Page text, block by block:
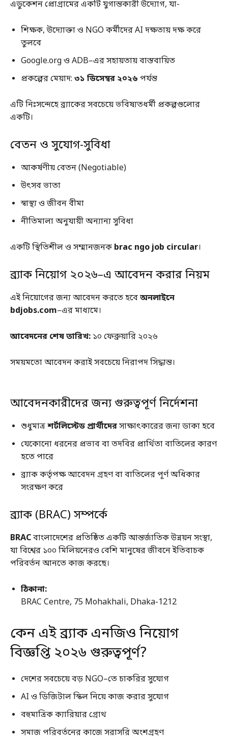
এডুকেশন প্রোগ্রামের একটি যুগান্তকারী উদ্যোগ, যা-
শিক্ষক, উদ্যোক্তা ও NGO কর্মীদের AI দক্ষতায় দক্ষ করে
তুলবে
Google.org ও ADB–এর সহায়তায় বাস্তবায়িত
প্রকল্পের মেয়াদ: ৩১ ডিসেম্বর ২০২৬ পর্যন্ত
এটি নিঃসন্দেহে ব্র্যাকের সবচেয়ে ভবিষ্যতধর্মী প্রকল্পগুলোর
একটি।
বেতন ও সুযোগ-সুবিধা
আকর্ষণীয় বেতন (Negotiable)
উৎসব ভাতা
স্বাস্থ্য ও জীবন বীমা
নীতিমালা অনুযায়ী অন্যান্য সুবিধা
একটি স্থিতিশীল ও সম্মানজনক brac ngo job circular।
ব্র্যাক নিয়োগ ২০২৬–এ আবেদন করার নিয়ম
এই নিয়োগের জন্য আবেদন করতে হবেঅনলাইনে
bdjobs.com–এর মাধ্যমে।
আবেদনের শেষ তারিখ: ১০ ফেব্রুয়ারি ২০২৬
সময়মতো আবেদন করাই সবচেয়ে নিরাপদ সিদ্ধান্ত।
আবেদনকারীদের জন্য গুরুত্বপূর্ণ নির্দেশনা
শুধুমাত্রশর্টলিস্টেড প্রার্থীদেরসাক্ষাৎকারের জন্য ডাকা হবে
যেকোনো ধরনের প্রভাব বা তদবির প্রার্থিতা বাতিলের কারণ
হতে পারে
ব্র্যাক কর্তৃপক্ষ আবেদন গ্রহণ বা বাতিলের পূর্ণ অধিকার
সংরক্ষণ করে
ব্র্যাক (BRAC) সম্পর্কে
BRACবাংলাদেশের প্রতিষ্ঠিত একটি আন্তর্জাতিক উন্নয়ন সংস্থা,
যা বিশ্বের ১০০ মিলিয়নেরও বেশি মানুষের জীবনে ইতিবাচক
পরিবর্তন আনতে কাজ করছে।
ঠিকানা:
BRAC Centre, 75 Mohakhali, Dhaka-1212
কেন এই ব্র্যাক এনজিও নিয়োগ
বিজ্ঞপ্তি ২০২৬ গুরুত্বপূর্ণ?
দেশের সবচেয়ে বড় NGO–তে চাকরির সুযোগ
AI ও ডিজিটাল স্কিল নিয়ে কাজ করার সুযোগ
বহুমাত্রিক ক্যারিয়ার গ্রোথ
সমাজ পরিবর্তনের কাজে সরাসরি অংশগ্রহণ